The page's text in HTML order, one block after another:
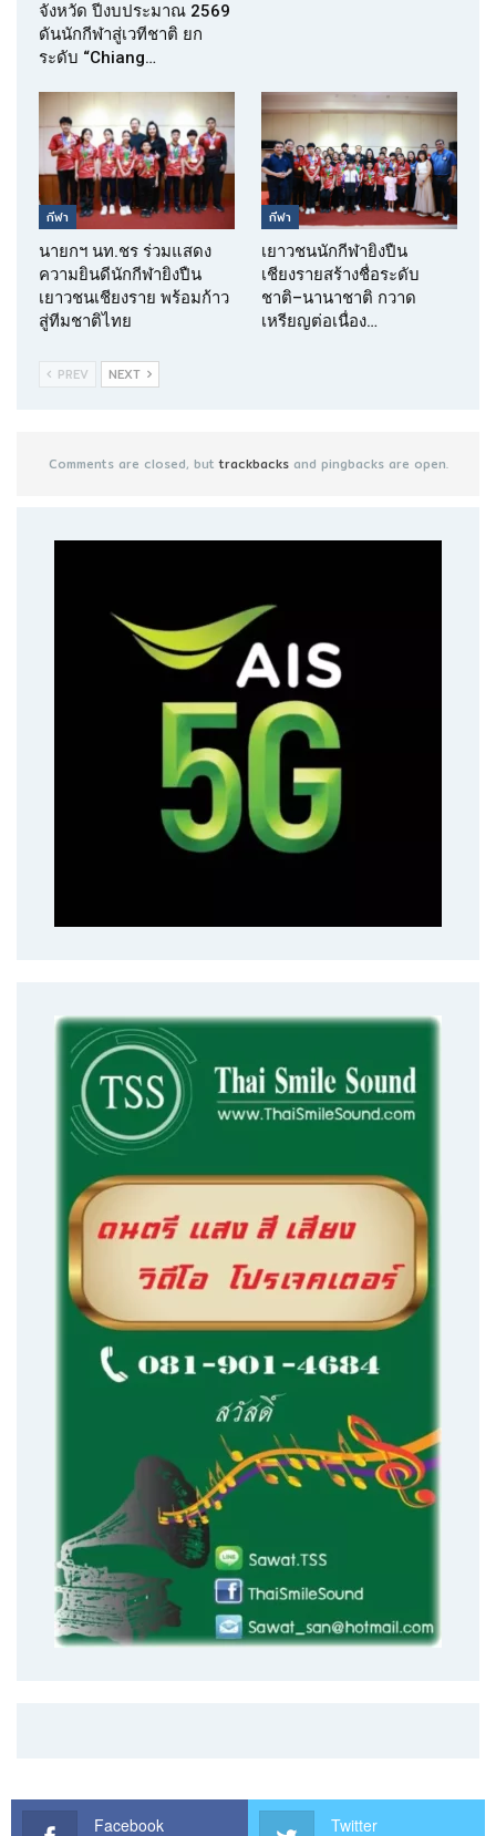
จังหวัด ปีงบประมาณ 2569
ดันนักกีฬาสู่เวทีชาติ ยก
ระดับ “Chiang…
กีฬา
นายกฯ นท.ชร ร่วมแสดง
ความยินดีนักกีฬายิงปืน
เยาวชนเชียงราย พร้อมก้าว
สู่ทีมชาติไทย
กีฬา
เยาวชนนักกีฬายิงปืน
เชียงรายสร้างชื่อระดับ
ชาติ–นานาชาติ กวาด
เหรียญต่อเนื่อง…
PREV NEXT
Comments are closed, buttrackbacksand pingbacks are open.
Facebook Twitter